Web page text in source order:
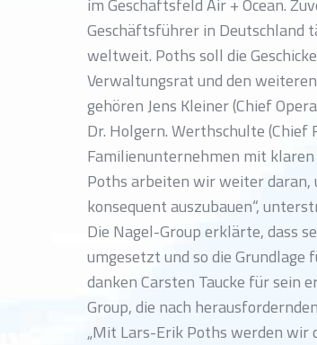
im Geschäftsfeld Air + Ocean.
Geschäftsführer in Deutschland
weltweit. Poths soll die
Verwaltungsrat und den
gehören Jens Kleiner (Chief
Dr. Holgern. Werthschulte (Chief
Familienunternehmen mit
Poths arbeiten wir weiter
konsequent auszubauen“,
Die Nagel-Group erklärte, dass
umgesetzt und so die
danken Carsten Taucke für sein
Group, die nach
„Mit Lars-Erik Poths werden wir